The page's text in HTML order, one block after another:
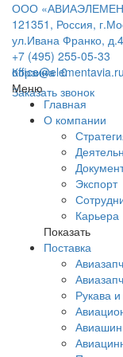
ООО
121351, Россия,
ул.Ивана Франко,
+7 (495) 255-05-33
office@elementavia.ru
Заказать звонок
Корзина0
Меню
Главная
О компании
Экспорт
Карьера
Показать
Поставка
Рукава